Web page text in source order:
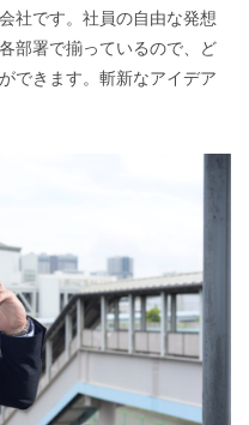
社です。社員の自由な発想
部署で揃っているので、ど
できます。斬新なアイデア